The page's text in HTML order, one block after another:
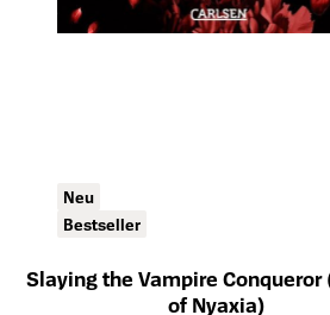
Neu
Bestseller
Slaying the Vampire Conqueror
of Nyaxia)